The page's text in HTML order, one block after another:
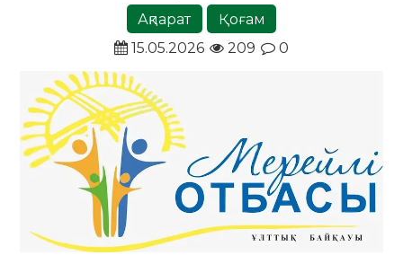
Ақпарат
Қоғам
15.05.2026
209 0